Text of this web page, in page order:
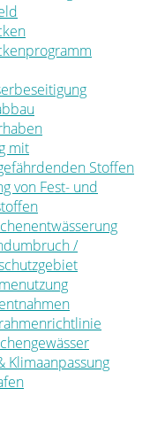
mit
Stoffen
von Fest- und
/
Klimaanpassung